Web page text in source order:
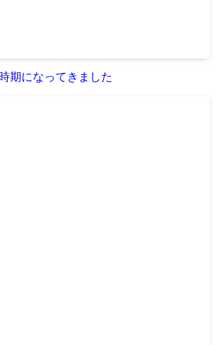
期になってきました